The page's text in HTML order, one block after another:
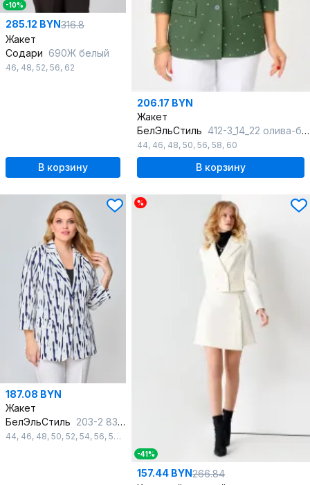
-10%
285.12 BYN316.8
Жакет
Содари 690Ж белый
46, 48, 52, 56, 62
В корзину
206.17 BYN
Жакет
БелЭльСтиль 412-3_14_22 олива-белый
44, 46, 48, 50, 56, 58, 60
В корзину
187.08 BYN
Жакет
БелЭльСтиль 203-2 83 22
44, 46, 48, 50, 52, 54, 56, 58 ,
%
-41%
157.44 BYN266.84